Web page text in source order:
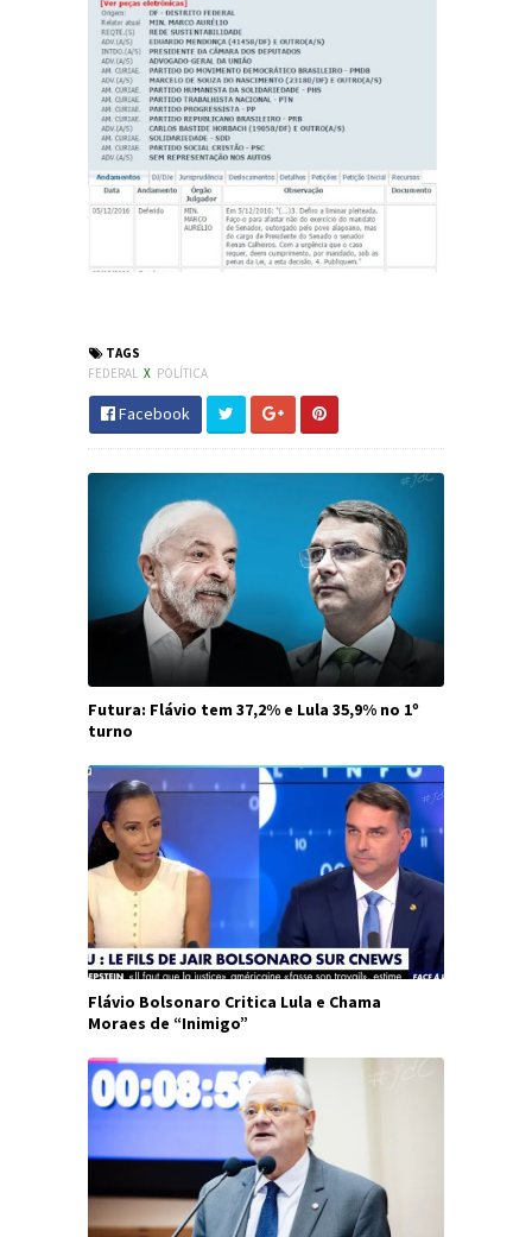
TAGS
FEDERAL X POLÍTICA
Facebook
Futura: Flávio tem 37,2% e Lula 35,9% no 1º
turno
Flávio Bolsonaro Critica Lula e Chama
Moraes de “Inimigo”